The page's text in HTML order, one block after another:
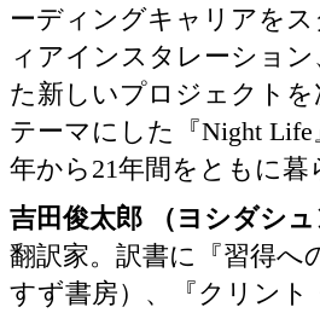
ーディングキャリアを
ィアインスタレーショ
た新しいプロジェクト
テーマにした『Night
年から21年間をともに
吉田俊太郎 （ヨシダシュ
翻訳家。訳書に『習得へ
すず書房）、『クリン